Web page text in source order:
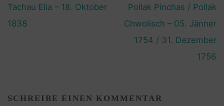
Tachau Elia – 18. Oktober
1838
Pollak Pinchas / Pollak
Chwolisch – 05. Jänner
1754 / 31. Dezember
1756
SCHREIBE EINEN KOMMENTAR